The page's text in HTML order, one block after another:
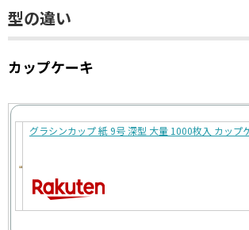
型の違い
カップケーキ
グラシンカップ 紙 9号 深型 大量 1000枚入 カッ